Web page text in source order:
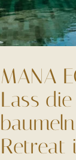
MANA
Lass
Retreat